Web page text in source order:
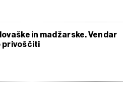
in madžarske. Vendar
privoščiti